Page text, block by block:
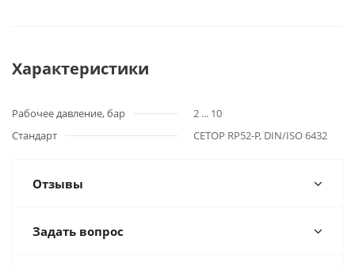
Характеристики
Рабочее давление, бар
2 ... 10
Стандарт
CETOP RP52-P, DIN/ISO 6432
Отзывы
Задать вопрос